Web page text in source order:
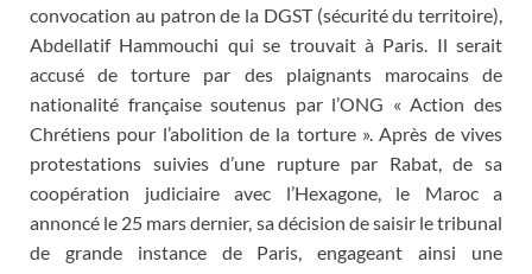
convocation au patron de la DGST (sécurité du territoire),
Abdellatif Hammouchi qui se trouvait à Paris. Il serait
accusé de torture par des plaignants marocains de
nationalité française soutenus par l’ONG « Action des
Chrétiens pour l’abolition de la torture ». Après de vives
protestations suivies d’une rupture par Rabat, de sa
coopération judiciaire avec l’Hexagone, le Maroc a
annoncé le 25 mars dernier, sa décision de saisir le tribunal
de grande instance de Paris, engageant ainsi une